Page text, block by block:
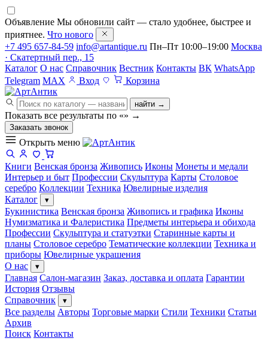
Объявление Мы обновили сайт — стало удобнее, быстрее и
приятнее. Что нового
+7 495 657-84-59 info@artantique.ru Пн–Пт 10:00–19:00 Москва
· Скатертный пер., 15
Каталог О нас Справочник Вестник Контакты ВК WhatsApp
Telegram MAX Вход Корзина
найти →
Показать все результаты по «» →
Заказать звонок
Открыть меню
Книги Венская бронза Живопись Иконы Монеты и медали
Интерьер и быт Профессии Скульптура Карты Столовое
серебро Коллекции Техника Ювелирные изделия
Каталог
▾
Букинистика Венская бронза Живопись и графика Иконы
Нумизматика и Фалеристика Предметы интерьера и обихода
Профессии Скульптура и статуэтки Старинные карты и
планы Столовое серебро Тематические коллекции Техника и
приборы Ювелирные украшения
О нас
▾
Главная Салон-магазин Заказ, доставка и оплата Гарантии
История Отзывы
Справочник
▾
Все разделы Авторы Торговые марки Стили Техники Статьи
Архив
Поиск Контакты